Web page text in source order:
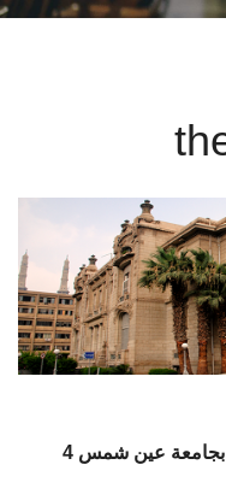
البحث العلمي
الإعلام
تواصل معنا
بجامعة عين شمس